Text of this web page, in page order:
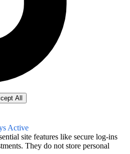
All
Active
site features like secure log-ins
They do not store personal